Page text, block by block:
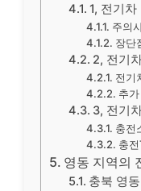
1, 전기
주의
장단
2, 전기
전기
추
3, 전기
충전
충
영동 지역의
충북 영